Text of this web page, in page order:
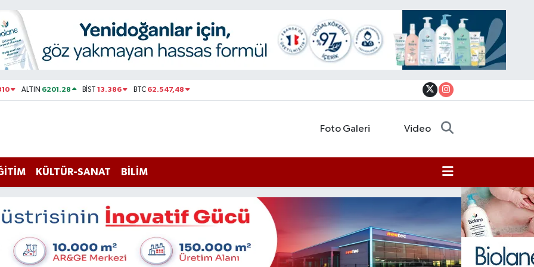
ALTIN 6201.28 BİST13.386 BTC 62.547,48
Foto Galeri Video
KÜLTÜR-SANAT BİLİM